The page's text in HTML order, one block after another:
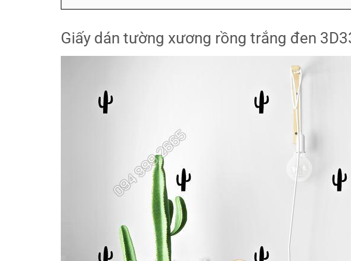
Giấy dán tường xương rồng trắng đen